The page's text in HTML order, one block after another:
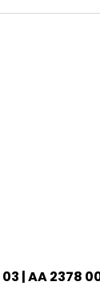
| AA 2378